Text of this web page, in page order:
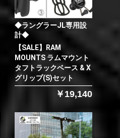
◆ラングラーJL専用設
計◆
【SALE】RAM
MOUNTS ラムマウント
タフトラックベース & X
グリップ(S)セット
￥19,140